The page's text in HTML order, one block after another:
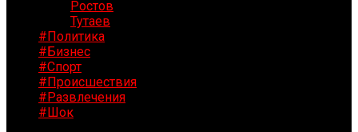
Ростов
Тутаев
#Политика
#Бизнес
#Спорт
#Происшествия
#Развлечения
#Шок